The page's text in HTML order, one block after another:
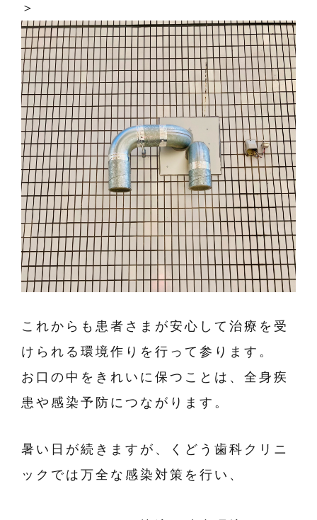
＞
これからも患者さまが安心して治療を受
けられる環境作りを行って参ります。
お口の中をきれいに保つことは、全身疾
患や感染予防につながります。
暑い日が続きますが、くどう歯科クリニ
ックでは万全な感染対策を行い、